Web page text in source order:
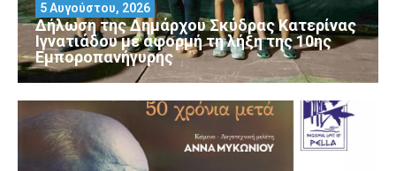
Δήλωση της Δημάρχου Σκύδρας Κατερίνας
Ιγνατιάδου με αφορμή τη λήξη της 10ης
Εμποροπανήγυρης
5 Αυγούστου, 2026